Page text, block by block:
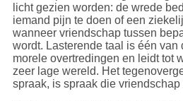
licht gezien worden: de wrede
iemand pijn te doen of een
wanneer vriendschap tussen
wordt. Lasterende taal is één van
morele overtredingen en leidt tot
zeer lage wereld. Het
spraak, is spraak die